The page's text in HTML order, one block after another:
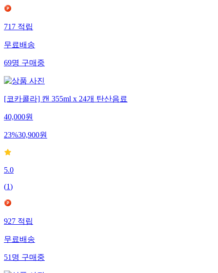
717적립
무료배송
69명구매중
[코카콜라] 캔 355ml x 24개 탄산음료
40,000원
23%30,900원
5.0
(1)
927적립
무료배송
51명구매중